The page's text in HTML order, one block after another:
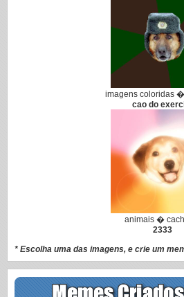
imagens coloridas
cao do
animais �
2333
* Escolha uma das imagens, e crie um